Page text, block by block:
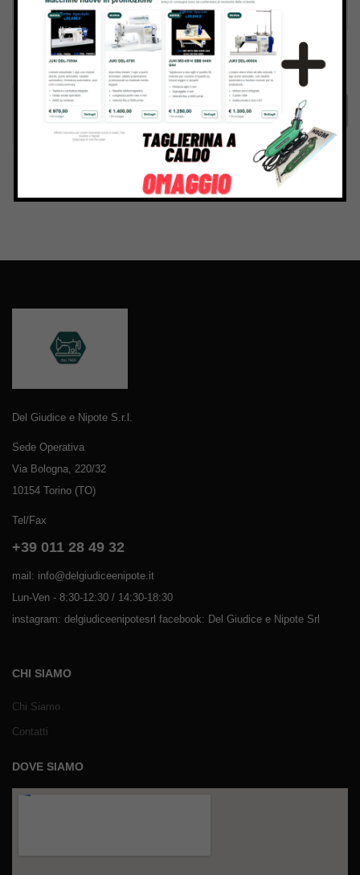
Inviando il messaggio confermo di aver letto e accettato
Termini e condizioni
del sito web
Del Giudice e Nipote S.r.l.
Sede Operativa
Via Bologna, 220/32
10154 Torino (TO)
Tel/Fax
+39 011 28 49 32
mail: info@delgiudiceenipote.it
Lun-Ven - 8:30-12:30 / 14:30-18:30
instagram: delgiudiceenipotesrl facebook: Del Giudice e Nipote Srl
CHI SIAMO
Chi Siamo
Contatti
DOVE SIAMO